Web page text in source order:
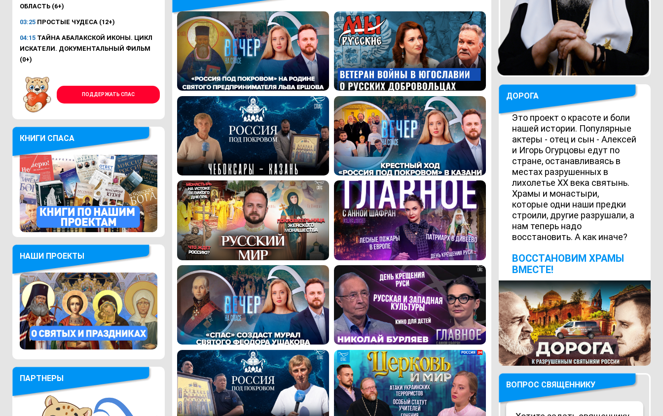
ОБЛАСТЬ (6+)
03:25 ПРОСТЫЕ ЧУДЕСА (12+)
04:15 ТАЙНА АБАЛАКСКОЙ ИКОНЫ. ЦИКЛ
ИСКАТЕЛИ. ДОКУМЕНТАЛЬНЫЙ ФИЛЬМ
(0+)
ПОДДЕРЖАТЬ СПАС
КНИГИ СПАСА
НАШИ ПРОЕКТЫ
ПАРТНЕРЫ
ДОРОГА
Это проект о красоте и боли
нашей истории. Популярные
актеры - отец и сын - Алексей
и Игорь Огурцовы едут по
стране, останавливаясь в
местах разрушенных в
лихолетье ХХ века святынь.
Храмы и монастыри,
которые одни наши предки
строили, другие разрушали, а
нам теперь надо
восстановить. А как иначе?
ВОCСТАНОВИМ ХРАМЫ
ВМЕСТЕ!
ВОПРОС СВЯЩЕННИКУ